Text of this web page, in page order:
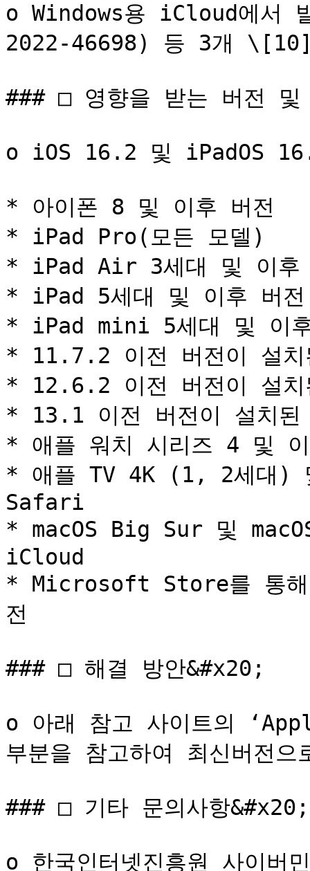
o Windows용 iCloud에서
2022-46698) 등 3개
### □ 영향을 받는 버전 및
o iOS 16.2 및 iPadOS
* 아이폰 8 및 이후 버전
* iPad Pro(모든 모델)
* iPad Air 3세대 및 이후
* iPad 5세대 및 이후 버전
* iPad mini 5세대 및 이
* 11.7.2 이전 버전이 설치
* 12.6.2 이전 버전이 설치
* 13.1 이전 버전이 설치된
* 애플 워치 시리즈 4 및
* 애플 TV 4K (1, 2세대)
Safari
* macOS Big Sur 및
iCloud
* Microsoft Store를 통해
전
### □ 해결 방안&#x20;
o 아래 참고 사이트의
부분을 참고하여 최신버전
### □ 기타 문의사항&#x20;
o 한국인터넷진흥원 사이버